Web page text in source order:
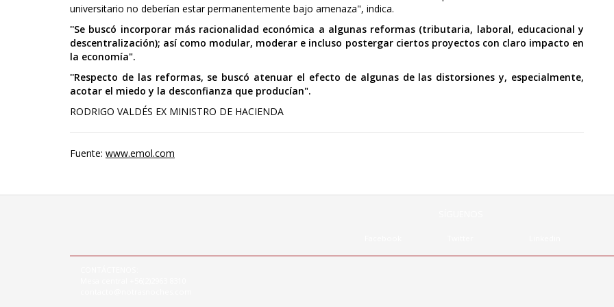
universitario no deberían estar permanentemente bajo amenaza", indica.
''Se buscó incorporar más racionalidad económica a algunas reformas (tributaria, laboral, educacional y
descentralización); así como modular, moderar e incluso postergar ciertos proyectos con claro impacto en
la economía".
''Respecto de las reformas, se buscó atenuar el efecto de algunas de las distorsiones y, especialmente,
acotar el miedo y la desconfianza que producían".
RODRIGO VALDÉS EX MINISTRO DE HACIENDA
Fuente: www.emol.com